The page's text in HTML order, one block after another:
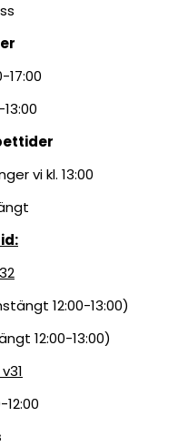
vi kl. 13:00
12:00-13:00)
12:00-13:00)